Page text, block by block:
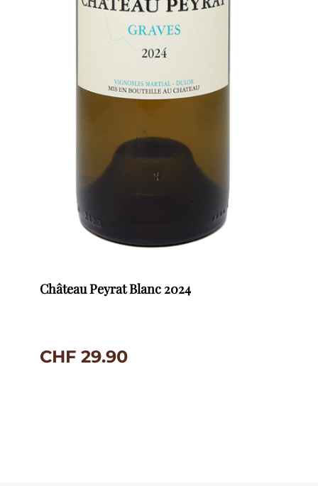
Château Peyrat Blanc 2024
CHF 29.90